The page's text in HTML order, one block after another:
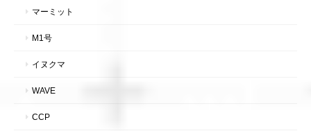
マーミット
M1号
イヌクマ
WAVE
CCP